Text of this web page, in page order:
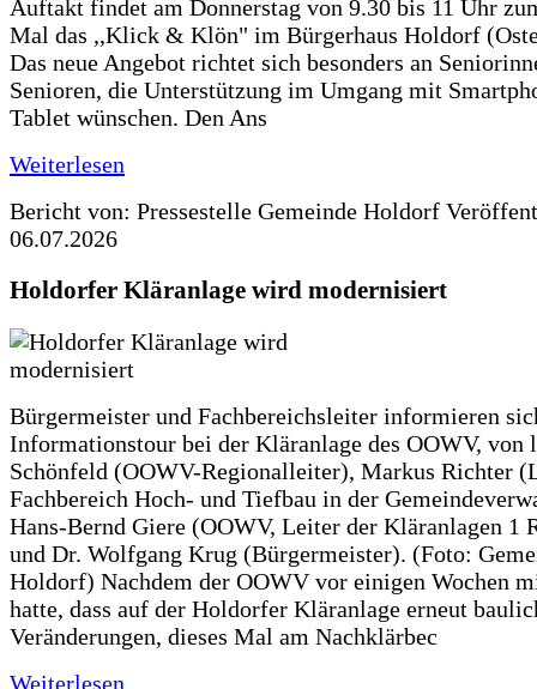
Auftakt findet am Donnerstag von 9.30 bis 11 Uhr
Mal das ,,Klick & Klön" im Bürgerhaus Holdorf
Das neue Angebot richtet sich besonders an
Senioren, die Unterstützung im Umgang mit
Tablet wünschen. Den Ans
Weiterlesen
Bericht von: Pressestelle Gemeinde Holdorf
06.07.2026
Holdorfer Kläranlage wird modernisiert
Bürgermeister und Fachbereichsleiter informieren
Informationstour bei der Kläranlage des OOWV, von
Schönfeld (OOWV-Regionalleiter), Markus Richter
Fachbereich Hoch- und Tiefbau in der
Hans-Bernd Giere (OOWV, Leiter der Kläranlagen 1
und Dr. Wolfgang Krug (Bürgermeister). (Foto:
Holdorf) Nachdem der OOWV vor einigen Wochen
hatte, dass auf der Holdorfer Kläranlage erneut
Veränderungen, dieses Mal am Nachklärbec
Weiterlesen